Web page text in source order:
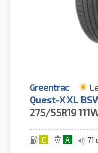
Greentrac
Quest-X XL
275/55R19
C A 71